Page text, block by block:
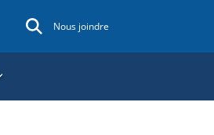
Nous joindre